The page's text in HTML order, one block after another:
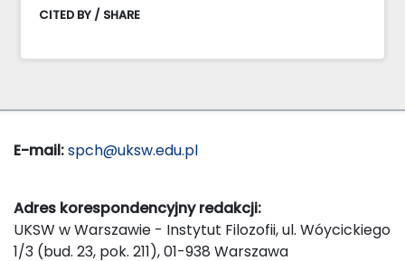
CITED BY / SHARE
E-mail:spch@uksw.edu.pl
Adres korespondencyjny redakcji:
UKSW w Warszawie - Instytut Filozofii, ul. Wóycickiego
1/3 (bud. 23, pok. 211), 01-938 Warszawa